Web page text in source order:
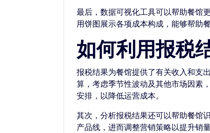
最后，数据可视化工具可以帮助餐馆
用饼图展示各项成本构成，能够帮助
如何利用报税
报税结果为餐馆提供了有关收入和支
算，考虑季节性波动及其他市场因素
安排，以降低运营成本。
其次，分析报税结果还可以帮助餐馆
产品线，进而调整营销策略以提升销